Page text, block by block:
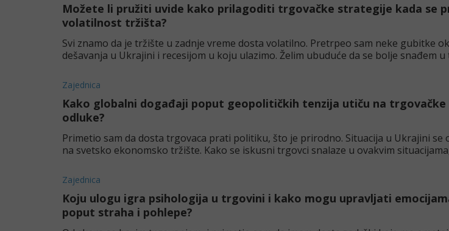
Možete li pružiti uvide kako prilagoditi trgovačke strategije kada se
volatilnost tržišta?
Svi znamo da je tržište u zadnje vreme dosta volatilno. Pretrpeo sam neke gubitke
dešavanja u Ukrajini i recesijom u koju ulazimo. Želim ubuduće da se bolje snađem u
Zajednica
Kako globalni događaji poput geopolitičkih tenzija utiču na trgovačke
odluke?
Primetio sam da dosta trgovaca prati politiku, što je prirodno. Situacija u Ukrajini se
na svetsko ekonomsko tržište. Kako se iskusni trgovci snalaze u ovakvim
Zajednica
Koju ulogu igra psihologija u trgovini i kako mogu upravljati
poput straha i pohlepe?